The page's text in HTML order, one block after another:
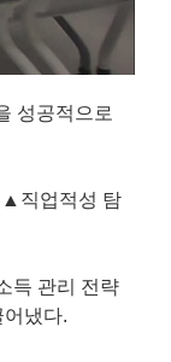
성공적으로
▲직업적성 탐
득 관리 전략
냈다.